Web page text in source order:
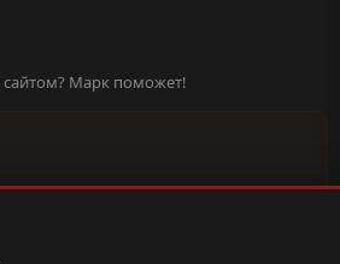
Марк поможет!